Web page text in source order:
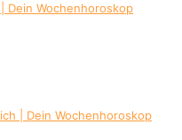
Dein Wochenhoroskop
| Dein Wochenhoroskop